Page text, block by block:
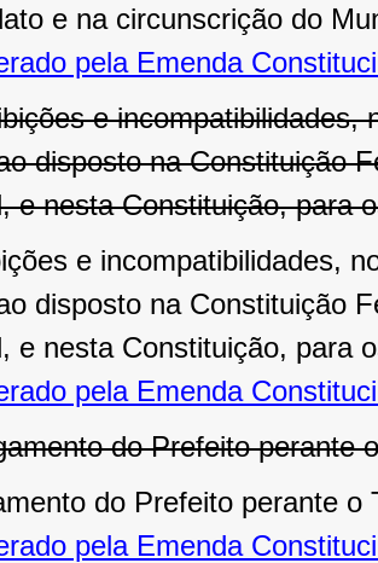
e na circunscrição do
pela Emenda
e incompatibilidades,
disposto na Constituição
e nesta Constituição, para
e incompatibilidades,
disposto na Constituição
e nesta Constituição, para
pela Emenda
do Prefeito perante
do Prefeito perante o
pela Emenda